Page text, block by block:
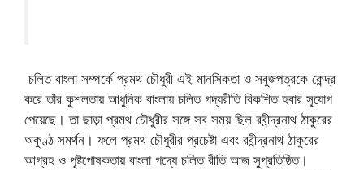
চলিত বাংলা সম্পর্কে প্রমথ চৌধুরী এই মানসিকতা ও সবুজপত্রকে কেন্দ্র
করে তাঁর কুশলতায় আধুনিক বাংলায় চলিত গদ্যরীতি বিকশিত হবার সুযোগ
পেয়েছে। তা ছাড়া প্রমথ চৌধুরীর সঙ্গে সব সময় ছিল রবীন্দ্রনাথ ঠাকুরের
অকুণ্ঠ সমর্থন। ফলে প্রমথ চৌধুরীর প্রচেষ্টা এবং রবীন্দ্রনাথ ঠাকুরের
আগ্রহ ও পৃষ্টপোষকতায় বাংলা গদ্যে চলিত রীতি আজ সুপ্রতিষ্ঠিত।